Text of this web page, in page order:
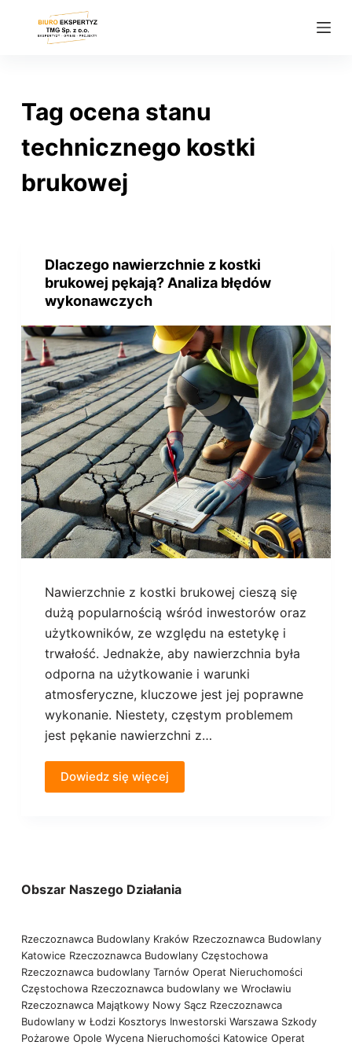
ź
Tag ocena stanu
technicznego kostki
brukowej
Dlaczego nawierzchnie z kostki
brukowej pękają? Analiza błędów
wykonawczych
Nawierzchnie z kostki brukowej cieszą się
dużą popularnością wśród inwestorów oraz
użytkowników, ze względu na estetykę i
trwałość. Jednakże, aby nawierzchnia była
odporna na użytkowanie i warunki
atmosferyczne, kluczowe jest jej poprawne
wykonanie. Niestety, częstym problemem
jest pękanie nawierzchni z…
Dowiedz się więcej
Obszar Naszego Działania
Rzeczoznawca Budowlany Kraków Rzeczoznawca Budowlany
Katowice Rzeczoznawca Budowlany Częstochowa
Rzeczoznawca budowlany Tarnów Operat Nieruchomości
Częstochowa Rzeczoznawca budowlany we Wrocławiu
Rzeczoznawca Majątkowy Nowy Sącz Rzeczoznawca
Budowlany w Łodzi Kosztorys Inwestorski Warszawa Szkody
Pożarowe Opole Wycena Nieruchomości Katowice Operat